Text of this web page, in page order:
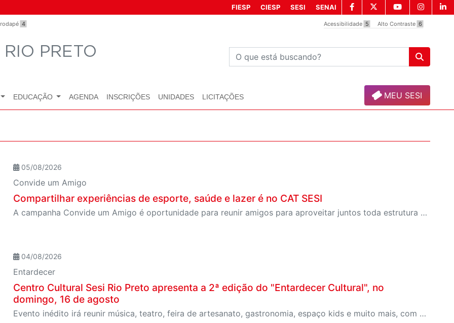
4 Acessibilidade 5 Alto Contraste 6
FIESP CIESP SESI SENAI
PRETO
EDUCAÇÃO AGENDA INSCRIÇÕES UNIDADES LICITAÇÕES MEU SESI
05/08/2026
Convide um Amigo
Compartilhar experiências de esporte, saúde e lazer é no CAT SESI
A campanha Convide um Amigo é oportunidade para reunir amigos para aproveitar juntos toda estrutura da unidade SESI-SP mais próxima. Os benefícios para clientes e convidados estão no regulamento.
04/08/2026
Entardecer
Centro Cultural Sesi Rio Preto apresenta a 2ª edição do "Entardecer Cultural", no
domingo, 16 de agosto
Evento inédito irá reunir música, teatro, feira de artesanato, gastronomia, espaço kids e muito mais, com entrada gratuita